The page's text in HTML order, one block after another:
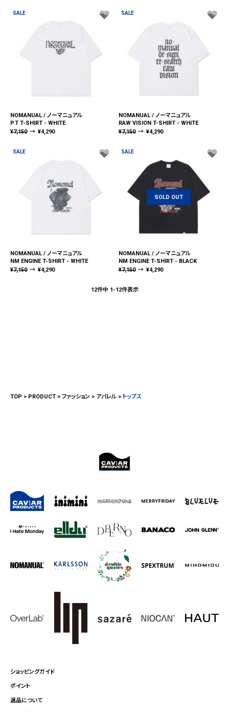
SALE
NOMANUAL / ノーマニュアル
P.T T-SHIRT - WHITE
¥7,150 → ¥4,290
SALE
NOMANUAL / ノーマニュアル
RAW VISION T-SHIRT - WHITE
¥7,150 → ¥4,290
SALE
NOMANUAL / ノーマニュアル
NM ENGINE T-SHIRT - WHITE
¥7,150 → ¥4,290
SALE
SOLD OUT
NOMANUAL / ノーマニュアル
NM ENGINE T-SHIRT - BLACK
¥7,150 → ¥4,290
12件中 1-12件表示
TOP PRODUCT ファッション アパレル トップス
ショッピングガイド
ポイント
返品について